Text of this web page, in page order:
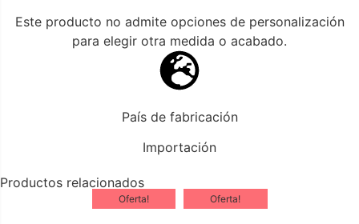
Este producto no admite opciones de personalización
para elegir otra medida o acabado.
País de fabricación
Importación
Productos relacionados
Oferta! Oferta!